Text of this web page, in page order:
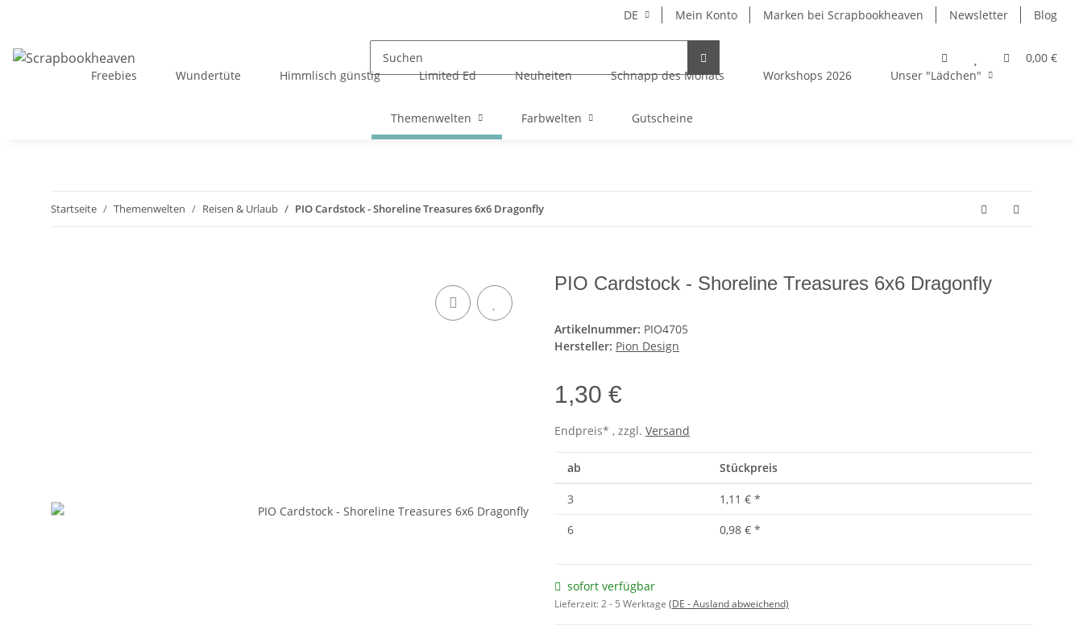
DE Mein Konto Marken bei Scrapbookheaven Newsletter Blog
0,00 €
Freebies
Wundertüte Himmlisch günstig Limited Ed Neuheiten Schnapp des Monats Workshops 2026 Unser "Lädchen"
Themenwelten Farbwelten Gutscheine
Startseite Themenwelten Reisen & Urlaub PIO Cardstock - Shoreline Treasures 6x6 Dragonfly
PIO Cardstock - Shoreline Treasures 6x6 Dragonfly
Artikelnummer: PIO4705
Hersteller: Pion Design
1,30 €
Endpreis* , zzgl. Versand
ab Stückpreis
3 1,11 € *
6
0,98 € *
sofort verfügbar
Lieferzeit:2 - 5 Werktage (DE - Ausland abweichend)